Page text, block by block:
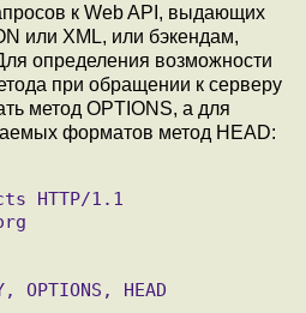
к Web API, выдающих
или XML, или бэкендам,
определения возможности
при обращении к серверу
метод OPTIONS, а для
форматов метод HEAD: